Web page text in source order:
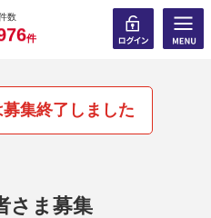
数
0
76件
集終了しました
さま募集